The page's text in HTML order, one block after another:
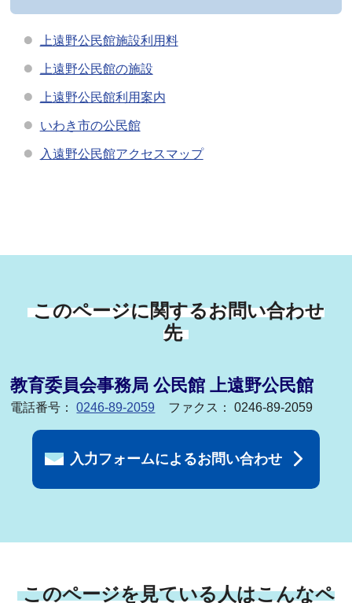
上遠野公民館施設利用料
上遠野公民館の施設
上遠野公民館利用案内
いわき市の公民館
入遠野公民館アクセスマップ
このページに関するお問い合わせ
先
教育委員会事務局 公民館 上遠野公民館
電話番号：0246-89-2059 ファクス： 0246-89-2059
入力フォームによるお問い合わせ
このページを見ている人はこんなペ